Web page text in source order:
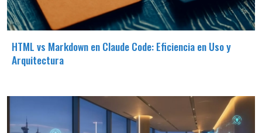
HTML vs Markdown en Claude Code: Eficiencia en Uso y
Arquitectura